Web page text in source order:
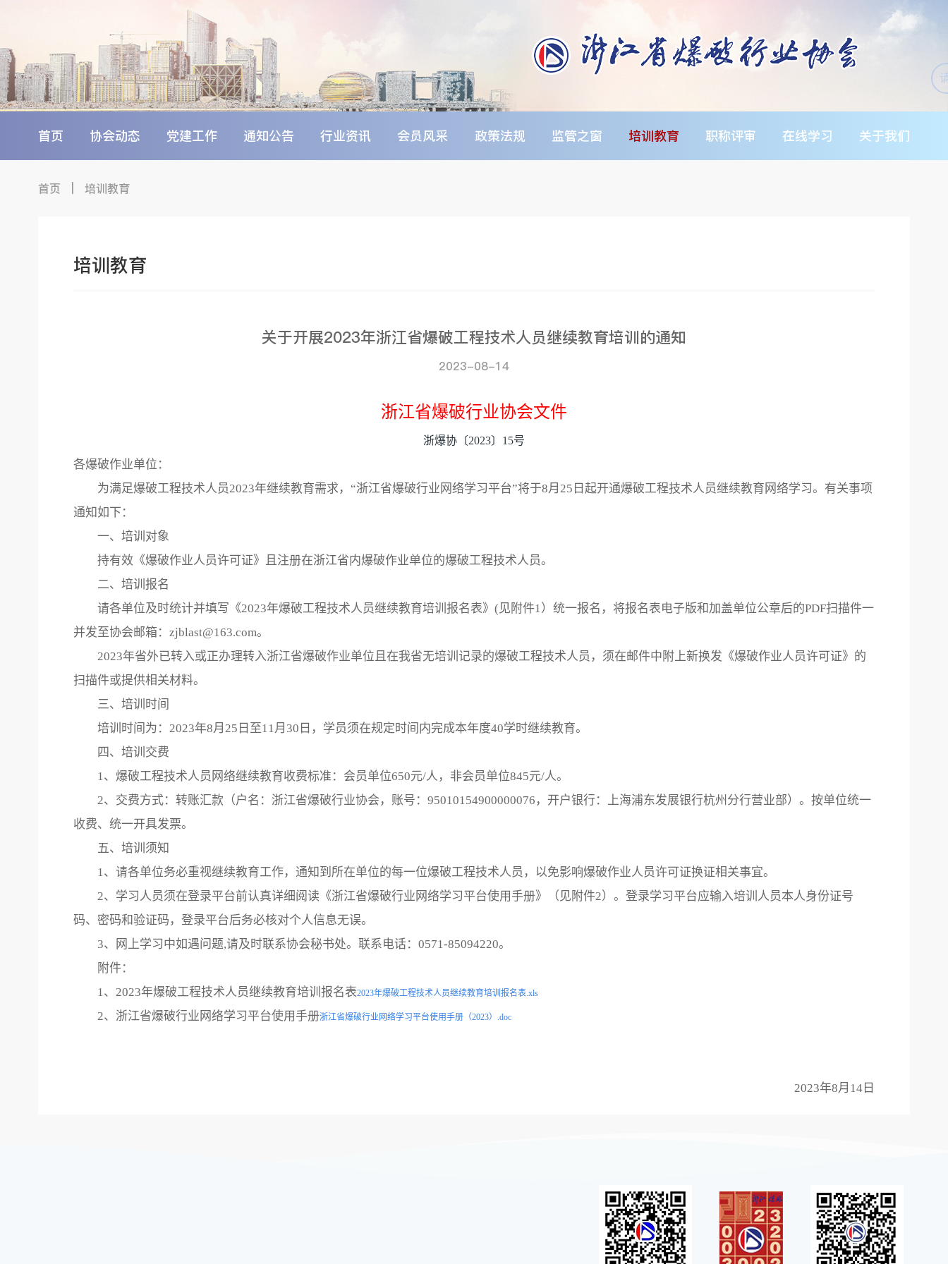
首页 协会动态 党建工作 通知公告 行业资讯 会员风采 政策法规 监管之窗 培训教育 职称评审 在线学习 关于我们
首页 培训教育
培训教育
关于开展2023年浙江省爆破工程技术人员继续教育培训的通知
2023-08-14
浙江省爆破行业协会文件
浙爆协〔2023〕 15号
各爆破作业单位：
为满足爆破工程技术人员2023年继续教育需求，“浙江省爆破行业网络学习平台”将于8月25日起开通爆破工程技术人员继续教育网络学习。有关事项
通知如下：
一、培训对象
持有效《爆破作业人员许可证》且注册在浙江省内爆破作业单位的爆破工程技术人员。
二、培训报名
请各单位及时统计并填写《2023年爆破工程技术人员继续教育培训报名表》(见附件1）统一报名，将报名表电子版和加盖单位公章后的PDF扫描件一
并发至协会邮箱：zjblast@163.com。
2023年省外已转入或正办理转入浙江省爆破作业单位且在我省无培训记录的爆破工程技术人员，须在邮件中附上新换发《爆破作业人员许可证》的
扫描件或提供相关材料。
三、培训时间
培训时间为：2023年8月25日至11月30日，学员须在规定时间内完成本年度40学时继续教育。
四、培训交费
1、爆破工程技术人员网络继续教育收费标准：会员单位650元/人，非会员单位845元/人。
2、交费方式：转账汇款（户名：浙江省爆破行业协会，账号：95010154900000076，开户银行：上海浦东发展银行杭州分行营业部）。按单位统一
收费、统一开具发票。
五、培训须知
1、请各单位务必重视继续教育工作，通知到所在单位的每一位爆破工程技术人员，以免影响爆破作业人员许可证换证相关事宜。
2、学习人员须在登录平台前认真详细阅读《浙江省爆破行业网络学习平台使用手册》（见附件2）。登录学习平台应输入培训人员本人身份证号
码、密码和验证码，登录平台后务必核对个人信息无误。
3、网上学习中如遇问题,请及时联系协会秘书处。联系电话：0571-85094220。
附件：
1、2023年爆破工程技术人员继续教育培训报名表2023年爆破工程技术人员继续教育培训报名表.xls
2、浙江省爆破行业网络学习平台使用手册浙江省爆破行业网络学习平台使用手册（2023）.doc
2023年8月14日